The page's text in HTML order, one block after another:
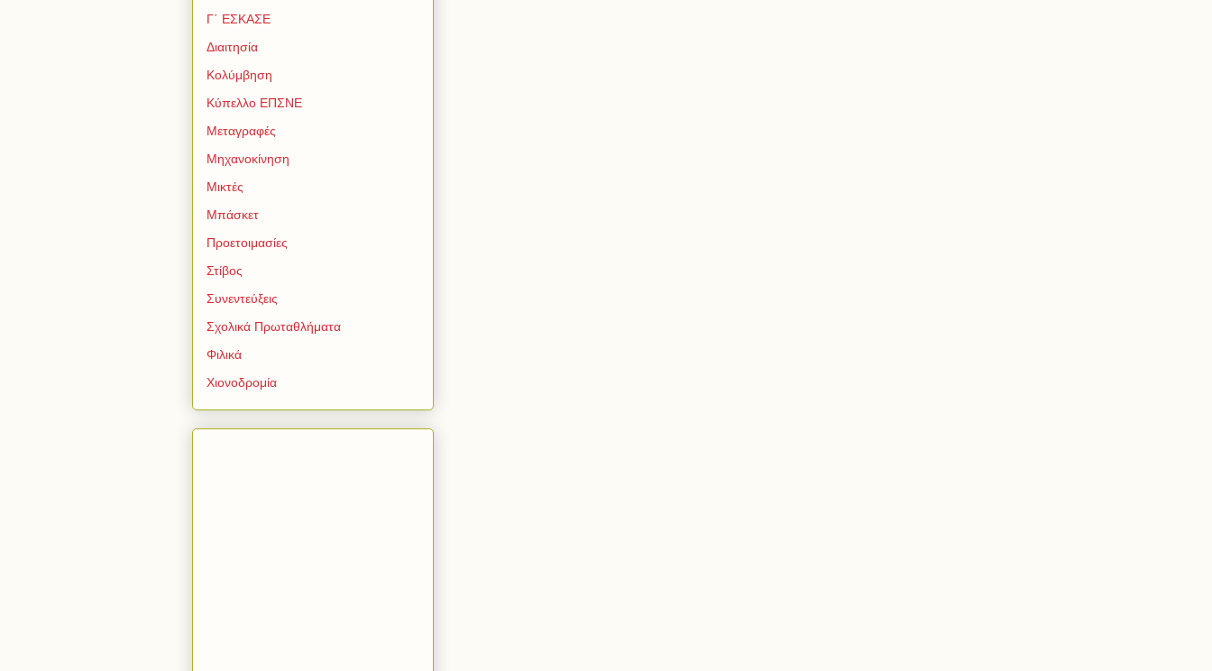
Γ΄ ΕΣΚΑΣΕ
Διαιτησία
Κολύμβηση
Κύπελλο ΕΠΣΝΕ
Μεταγραφές
Μηχανοκίνηση
Μικτές
Μπάσκετ
Προετοιμασίες
Στίβος
Συνεντεύξεις
Σχολικά Πρωταθλήματα
Φιλικά
Χιονοδρομία